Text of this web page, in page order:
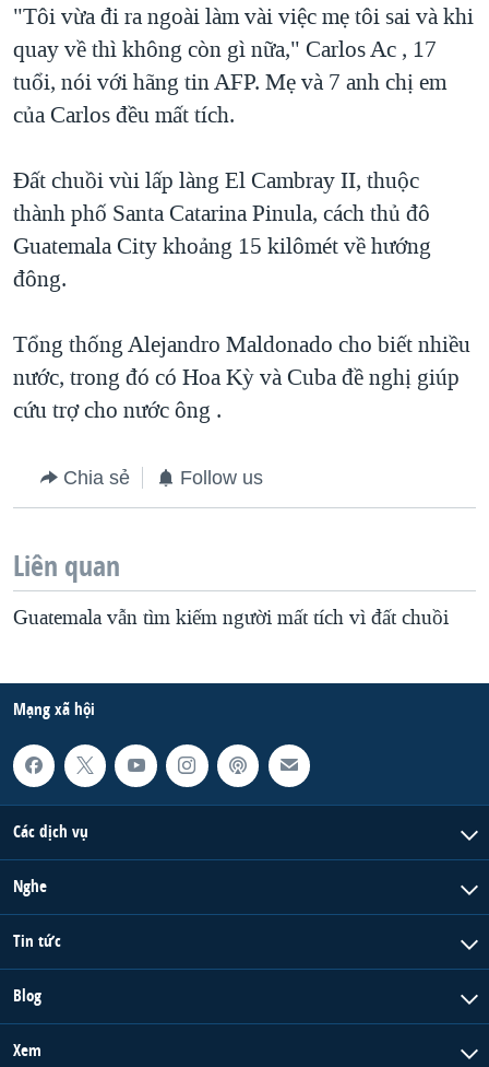
"Tôi vừa đi ra ngoài làm vài việc mẹ tôi sai và khi
quay về thì không còn gì nữa," Carlos Ac , 17
tuổi, nói với hãng tin AFP. Mẹ và 7 anh chị em
của Carlos đều mất tích.
Đất chuồi vùi lấp làng El Cambray II, thuộc
thành phố Santa Catarina Pinula, cách thủ đô
Guatemala City khoảng 15 kilômét về hướng
đông.
Tổng thống Alejandro Maldonado cho biết nhiều
nước, trong đó có Hoa Kỳ và Cuba đề nghị giúp
cứu trợ cho nước ông .
Chia sẻ Follow us
Liên quan
Guatemala vẫn tìm kiếm người mất tích vì đất chuồi
Mạng xã hội
Các dịch vụ
Nghe
Tin tức
Blog
Xem